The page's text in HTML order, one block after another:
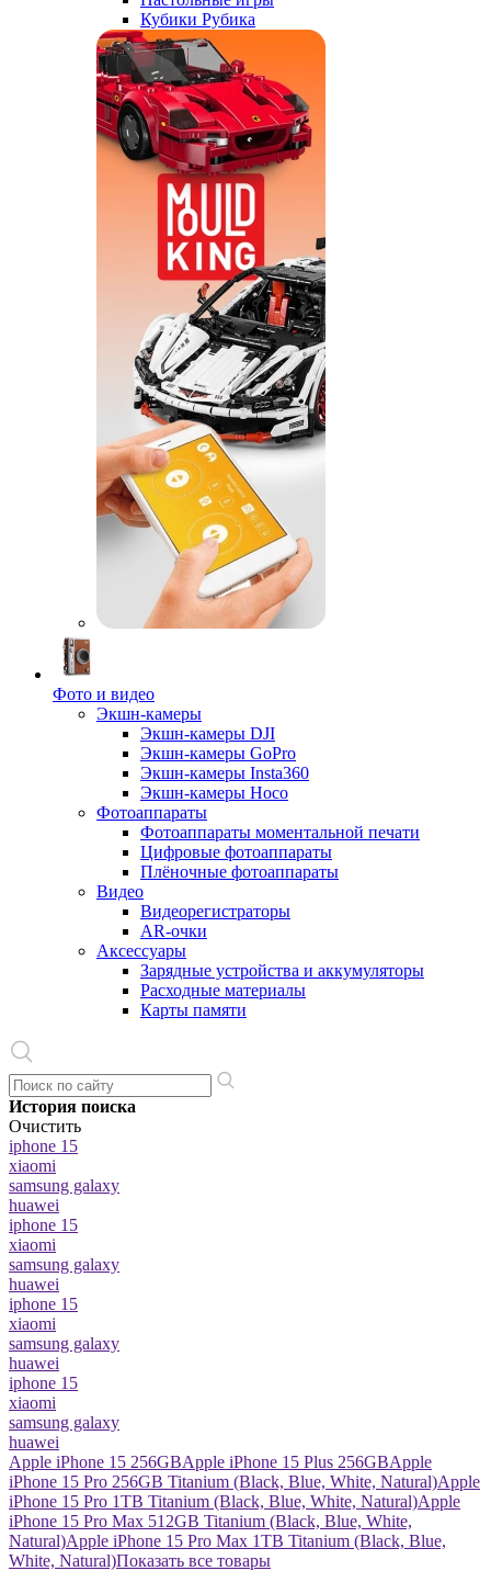
Кубики Рубика
Фото и видео
Экшн-камеры
Экшн-камеры DJI
Экшн-камеры GoPro
Экшн-камеры Insta360
Экшн-камеры Hoco
Фотоаппараты
Фотоаппараты моментальной печати
Цифровые фотоаппараты
Плёночные фотоаппараты
Видео
Видеорегистраторы
AR-очки
Аксессуары
Зарядные устройства и аккумуляторы
Расходные материалы
Карты памяти
История поиска
Очистить
iphone 15
xiaomi
samsung galaxy
huawei
iphone 15
xiaomi
samsung galaxy
huawei
iphone 15
xiaomi
samsung galaxy
huawei
iphone 15
xiaomi
samsung galaxy
huawei
Apple iPhone 15 256GBApple iPhone 15 Plus 256GBApple
iPhone 15 Pro 256GB Titanium (Black, Blue, White, Natural)Apple
iPhone 15 Pro 1TB Titanium (Black, Blue, White, Natural)Apple
iPhone 15 Pro Max 512GB Titanium (Black, Blue, White,
Natural)Apple iPhone 15 Pro Max 1TB Titanium (Black, Blue,
White, Natural)Показать все товары